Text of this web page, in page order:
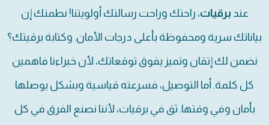
عند برقيات، راحتك وراحت رسالتك أولويتنا! نطمنك إن
بياناتك سرية ومحفوظة بأعلى درجات الأمان. وكتابة برقيتك؟
نضمن لك إتقان وتميز يفوق توقعاتك، لأن خبراءنا فاهمين
كل كلمة. أما التوصيل، فسرعته قياسية وبشكل يوصلها
بأمان وفي وقتها. ثق في برقيات، لأننا نصنع الفرق في كل